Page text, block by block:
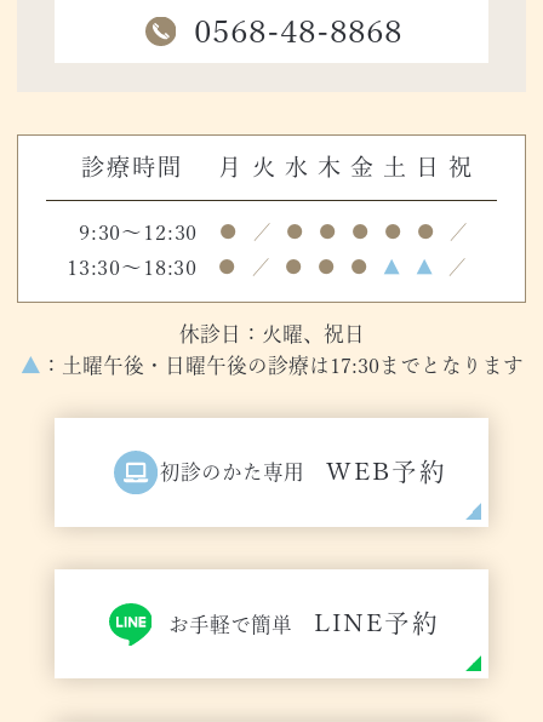
0568-48-8868
診療時間 月 火 水 木 金 土 日 祝
9:30～12:30 ● ／ ● ● ● ● ● ／
13:30～18:30 ● ／ ● ● ● ▲ ▲ ／
休診日：火曜、祝日
▲ ：土曜午後・日曜午後の診療は17:30までとなります
初診のかた専用 WEB予約
お手軽で簡単 LINE予約